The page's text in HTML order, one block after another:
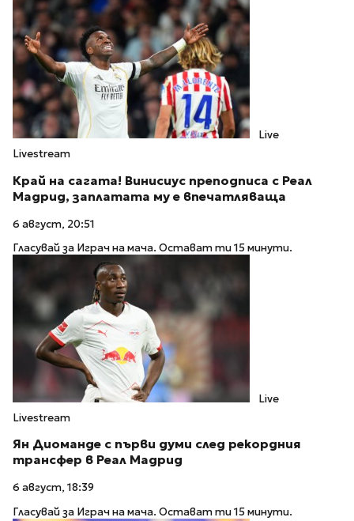
Live
Livestream
Край на сагата! Винисиус преподписа с Реал
Мадрид, заплатата му е впечатляваща
6 август, 20:51
Гласувай за Играч на мача. Остават ти 15 минути.
Live
Livestream
Ян Диоманде с първи думи след рекордния
трансфер в Реал Мадрид
6 август, 18:39
Гласувай за Играч на мача. Остават ти 15 минути.